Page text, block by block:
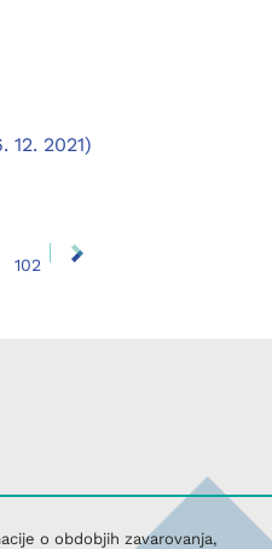
2021)
102
o obdobjih zavarovanja,